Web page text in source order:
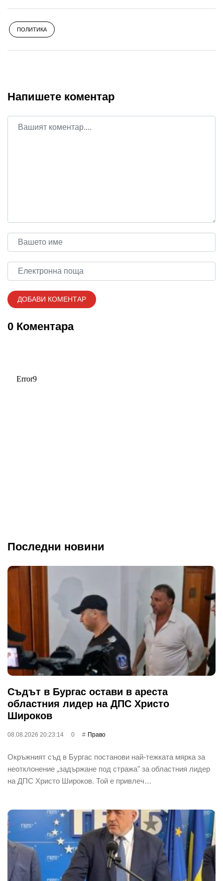
ПОЛИТИКА
Напишете коментар
0 Коментара
Последни новини
Съдът в Бургас остави в ареста
областния лидер на ДПС Христо
Широков
08.08.2026 20:23:14 0 Право
Окръжният съд в Бургас постанови най-тежката мярка за
неотклонение „задържане под стража" за областния лидер
на ДПС Христо Широков. Той е привлеч…